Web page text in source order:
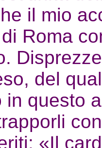
il mio
Roma
del
in questo
«Il